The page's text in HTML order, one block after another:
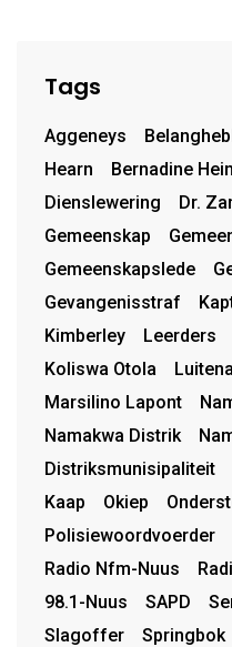
Tags
Aggeneys
Hearn
Bernadine Hein
Dienslewering
Dr.
Gemeenskap
Gemeenskapslede
Gevangenisstraf
Kimberley
Leerders
Koliswa Otola
Marsilino Lapont
Namakwa Distrik
Distriksmunisipaliteit
Kaap
Okiep
Polisiewoordvoerder
Radio Nfm-Nuus
98.1-Nuus
SAPD
Slagoffer
Springbok